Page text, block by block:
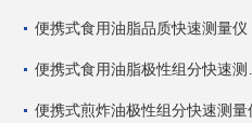
便携式食用油脂品质快速测量仪
便携式煎炸油极性组分快速测量